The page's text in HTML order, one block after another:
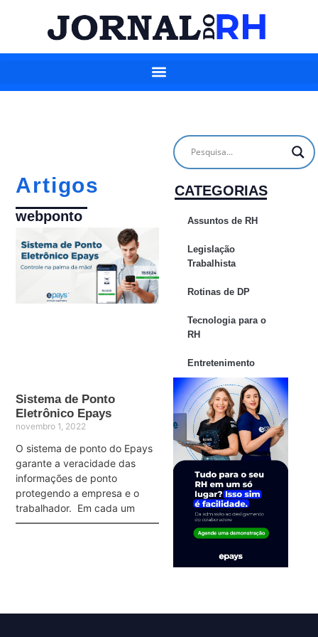
Artigos
webponto
Sistema de Ponto
Eletrônico Epays
novembro 1, 2022
O sistema de ponto do Epays
garante a veracidade das
informações de ponto
protegendo a empresa e o
trabalhador. Em cada um
CATEGORIAS
Assuntos de RH
Legislação
Trabalhista
Rotinas de DP
Tecnologia para o
RH
Entretenimento